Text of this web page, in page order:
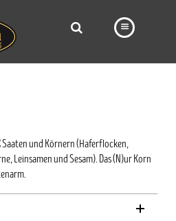
BROTWAY
Saaten und Körnern (Haferflocken,
Leinsamen und Sesam). Das (N)ur Korn